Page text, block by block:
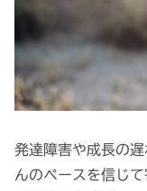
発達障害や成長の
んのペースを信じ